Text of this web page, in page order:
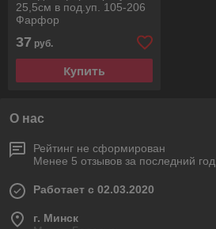
25,5см в под.уп. 105-206
Фарфор
37 руб.
Купить
О нас
Рейтинг не сформирован
Менее 5 отзывов за последний год
Работает с 02.03.2020
г. Минск